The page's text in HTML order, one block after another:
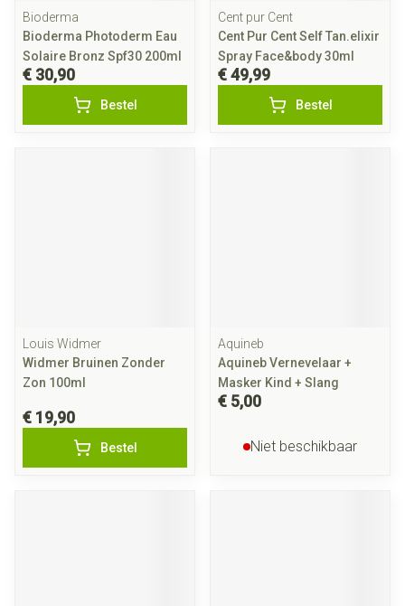
Bioderma
Bioderma Photoderm Eau
Solaire Bronz Spf30 200ml
€ 30,90
Bestel
Cent pur Cent
Cent Pur Cent Self Tan.elixir
Spray Face&body 30ml
€ 49,99
Bestel
Louis Widmer
Widmer Bruinen Zonder
Zon 100ml
€ 19,90
Bestel
Aquineb
Aquineb Vernevelaar +
Masker Kind + Slang
€ 5,00
Niet beschikbaar